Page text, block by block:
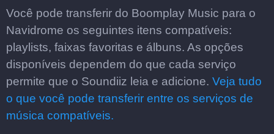
Você pode transferir do Boomplay Music para o
Navidrome os seguintes itens compatíveis:
playlists, faixas favoritas e álbuns. As opções
disponíveis dependem do que cada serviço
permite que o Soundiiz leia e adicione. Veja tudo
o que você pode transferir entre os serviços de
música compatíveis.